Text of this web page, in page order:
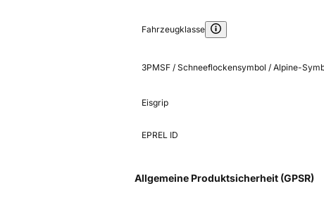
Fahrzeugklasse
3PMSF / Schneeflockensymbol / Alpine-
Eisgrip
EPREL ID
Allgemeine Produktsicherheit (GPSR)